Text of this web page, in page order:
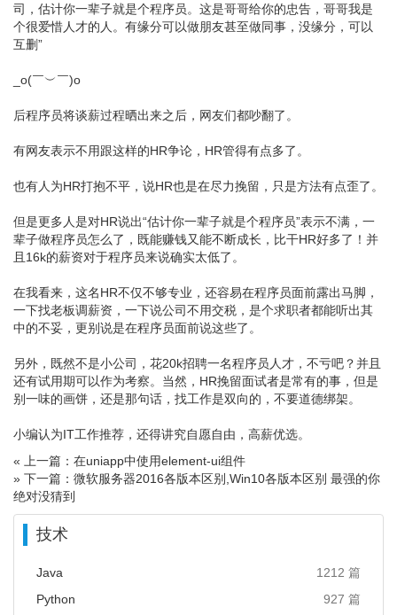
司，估计你一辈子就是个程序员。这是哥哥给你的忠告，哥哥我是
个很爱惜人才的人。有缘分可以做朋友甚至做同事，没缘分，可以
互删”
_o(￣︶￣)o
后程序员将谈薪过程晒出来之后，网友们都吵翻了。
有网友表示不用跟这样的HR争论，HR管得有点多了。
也有人为HR打抱不平，说HR也是在尽力挽留，只是方法有点歪了。
但是更多人是对HR说出“估计你一辈子就是个程序员”表示不满，一
辈子做程序员怎么了，既能赚钱又能不断成长，比干HR好多了！并
且16k的薪资对于程序员来说确实太低了。
在我看来，这名HR不仅不够专业，还容易在程序员面前露出马脚，
一下找老板调薪资，一下说公司不用交税，是个求职者都能听出其
中的不妥，更别说是在程序员面前说这些了。
另外，既然不是小公司，花20k招聘一名程序员人才，不亏吧？并且
还有试用期可以作为考察。当然，HR挽留面试者是常有的事，但是
别一味的画饼，还是那句话，找工作是双向的，不要道德绑架。
小编认为IT工作推荐，还得讲究自愿自由，高薪优选。
« 上一篇：在uniapp中使用element-ui组件
» 下一篇：微软服务器2016各版本区别,Win10各版本区别 最强的你
绝对没猜到
技术
Java
1212 篇
Python
927 篇